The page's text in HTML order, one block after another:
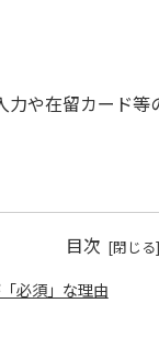
や在留カード等
目次
必須」な理由